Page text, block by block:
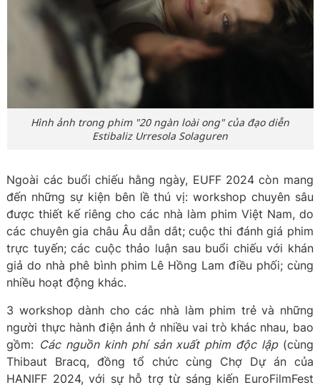
Hình ảnh trong phim "20 ngàn loài ong" của đạo diễn
Estibaliz Urresola Solaguren
Ngoài các buổi chiếu hằng ngày, EUFF 2024 còn mang
đến những sự kiện bên lề thú vị: workshop chuyên sâu
được thiết kế riêng cho các nhà làm phim Việt Nam, do
các chuyên gia châu Âu dẫn dắt; cuộc thi đánh giá phim
trực tuyến; các cuộc thảo luận sau buổi chiếu với khán
giả do nhà phê bình phim Lê Hồng Lam điều phối; cùng
nhiều hoạt động khác.
3 workshop dành cho các nhà làm phim trẻ và những
người thực hành điện ảnh ở nhiều vai trò khác nhau, bao
gồm: Các nguồn kinh phí sản xuất phim độc lập (cùng
Thibaut Bracq, đồng tổ chức cùng Chợ Dự án của
HANIFF 2024, với sự hỗ trợ từ sáng kiến EuroFilmFest